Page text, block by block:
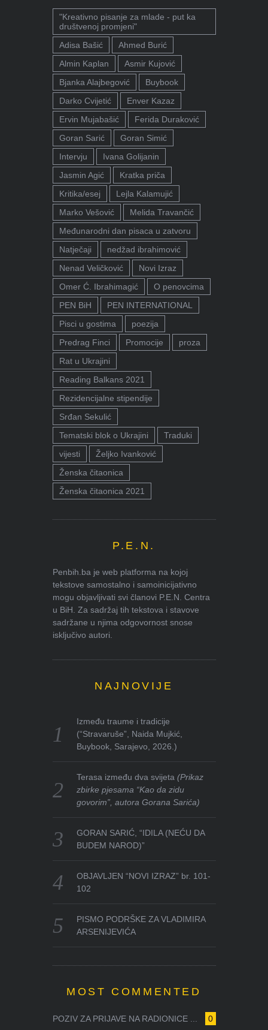
"Kreativno pisanje za mlade - put ka
društvenoj promjeni"
Adisa Bašić
Ahmed Burić
Almin Kaplan
Asmir Kujović
Bjanka Alajbegović
Buybook
Darko Cvijetić
Enver Kazaz
Ervin Mujabašić
Ferida Duraković
Goran Sarić
Goran Simić
Intervju
Ivana Golijanin
Jasmin Agić
Kratka priča
Kritika/esej
Lejla Kalamujić
Marko Vešović
Melida Travančić
Međunarodni dan pisaca u zatvoru
Natječaji
nedžad ibrahimović
Nenad Veličković
Novi Izraz
Omer Ć. Ibrahimagić
O penovcima
PEN BiH
PEN INTERNATIONAL
Pisci u gostima
poezija
Predrag Finci
Promocije
proza
Rat u Ukrajini
Reading Balkans 2021
Rezidencijalne stipendije
Srđan Sekulić
Tematski blok o Ukrajini
Traduki
vijesti
Željko Ivanković
Ženska čitaonica
Ženska čitaonica 2021
P.E.N.
Penbih.ba je web platforma na kojoj
tekstove samostalno i samoinicijativno
mogu objavljivati svi članovi P.E.N. Centra
u BiH. Za sadržaj tih tekstova i stavove
sadržane u njima odgovornost snose
isključivo autori.
NAJNOVIJE
Između traume i tradicije
(“Stravaruše”, Naida Mujkić,
Buybook, Sarajevo, 2026.)
Terasa između dva svijeta(Prikaz
zbirke pjesama “Kao da zidu
govorim”, autora Gorana Sarića)
GORAN SARIĆ, “IDILA (NEĆU DA
BUDEM NAROD)”
OBJAVLJEN “NOVI IZRAZ” br. 101-
102
PISMO PODRŠKE ZA VLADIMIRA
ARSENIJEVIĆA
MOST COMMENTED
0
POZIV ZA PRIJAVE NA RADIONICE ...